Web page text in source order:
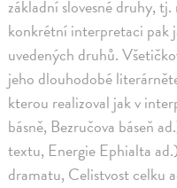
základní slovesné druhy,
konkrétní interpretaci pak
uvedených druhů.
jeho dlouhodobé
kterou realizoval jak v
básně, Bezručova báseň
textu, Energie Ephialta
dramatu, Celistvost celku